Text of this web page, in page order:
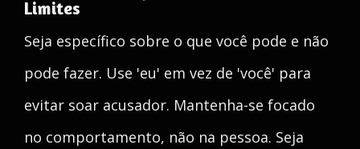
Limites
Seja específico sobre o que você pode e não
pode fazer. Use 'eu' em vez de 'você' para
evitar soar acusador. Mantenha-se focado
no comportamento, não na pessoa. Seja